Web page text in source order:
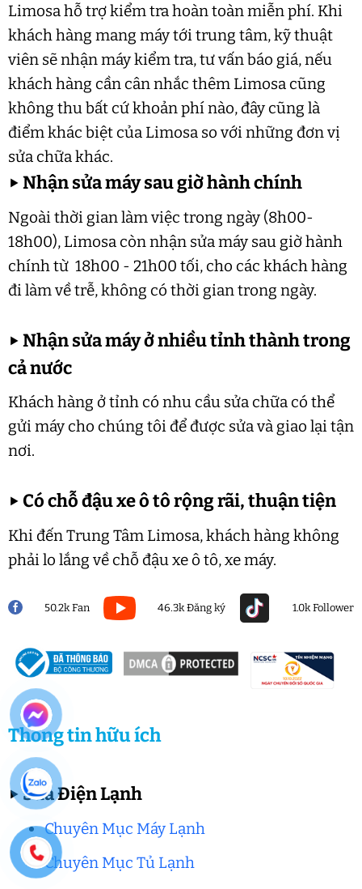
Limosa hỗ trợ kiểm tra hoàn toàn miễn phí. Khi
khách hàng mang máy tới trung tâm, kỹ thuật
viên sẽ nhận máy kiểm tra, tư vấn báo giá, nếu
khách hàng cần cân nhắc thêm Limosa cũng
không thu bất cứ khoản phí nào, đây cũng là
điểm khác biệt của Limosa so với những đơn vị
sửa chữa khác.
▶Nhận sửa máy sau giờ hành chính
Ngoài thời gian làm việc trong ngày (8h00-
18h00), Limosa còn nhận sửa máy sau giờ hành
chính từ 18h00 - 21h00 tối, cho các khách hàng
đi làm về trễ, không có thời gian trong ngày.
▶Nhận sửa máy ở nhiều tỉnh thành trong
cả nước
Khách hàng ở tỉnh có nhu cầu sửa chữa có thể
gửi máy cho chúng tôi để được sửa và giao lại tận
nơi.
▶ Có chỗ đậu xe ô tô rộng rãi, thuận tiện
Khi đến Trung Tâm Limosa, khách hàng không
phải lo lắng về chỗ đậu xe ô tô, xe máy.
50.2k Fan 46.3k Đăng ký 1.0k Follower
Thông tin hữu ích
▶Sửa Điện Lạnh
Chuyên Mục Máy Lạnh
Chuyên Mục Tủ Lạnh